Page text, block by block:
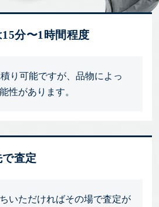
分〜1時間程度
り可能ですが、品物によっ
性があります。
査定
いただければその場で査定が